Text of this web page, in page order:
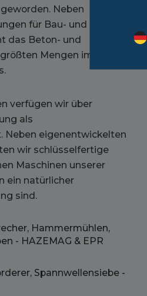
Neben
für Bau- und
das Beton- und
Mengen im
verfügen wir über
als
Neben eigenentwickelten
wir schlüsselfertige
Maschinen unserer
ein natürlicher
sind.
Hammermühlen,
- HAZEMAG & EPR
Spannwellensiebe -